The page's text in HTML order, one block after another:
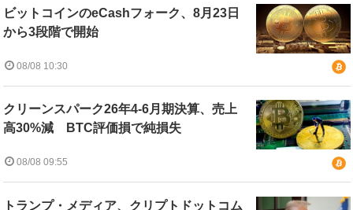
ビットコインのeCashフォーク、8月23日
から3段階で開始
08/08 10:30
クリーンスパーク26年4-6月期決算、売上
高30%減 BTC評価損で純損失
08/08 09:55
トランプ・メディア、クリプトドットコム